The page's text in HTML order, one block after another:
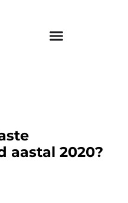
aastal 2020?